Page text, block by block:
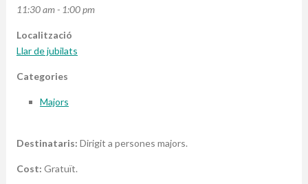
11:30 am - 1:00 pm
Localització
Llar de jubilats
Categories
Majors
Destinataris: Dirigit a persones majors.
Cost: Gratuït.